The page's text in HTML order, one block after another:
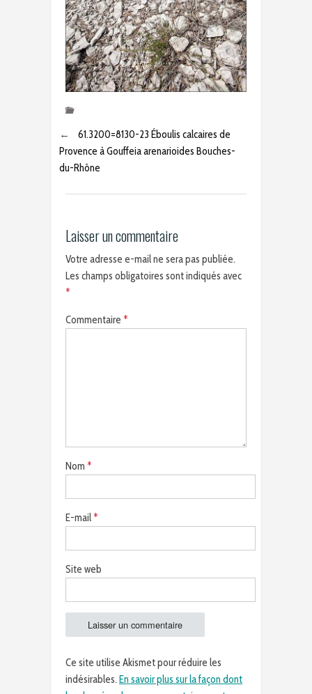
←
61.3200=8130-23 Éboulis calcaires de
Provence à Gouffeia arenarioides Bouches-
du-Rhône
Laisser un commentaire
Votre adresse e-mail ne sera pas publiée.
Les champs obligatoires sont indiqués avec
*
Commentaire *
Nom *
E-mail*
Site web
Ce site utilise Akismet pour réduire les
indésirables. En savoir plus sur la façon dont